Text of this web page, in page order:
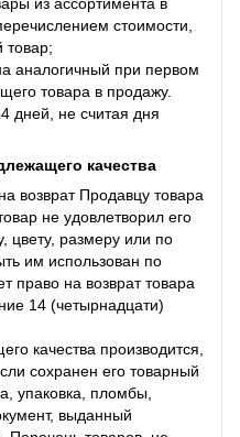
стоимости,
товар;
аналогичный при первом
товара в продажу.
дней, не считая дня
качества
возврат Продавцу товара
не удовлетворил его
цвету, размеру или по
им использован по
право на возврат товара
14 (четырнадцати)
качества производится,
сохранен его товарный
упаковка, пломбы,
выданный